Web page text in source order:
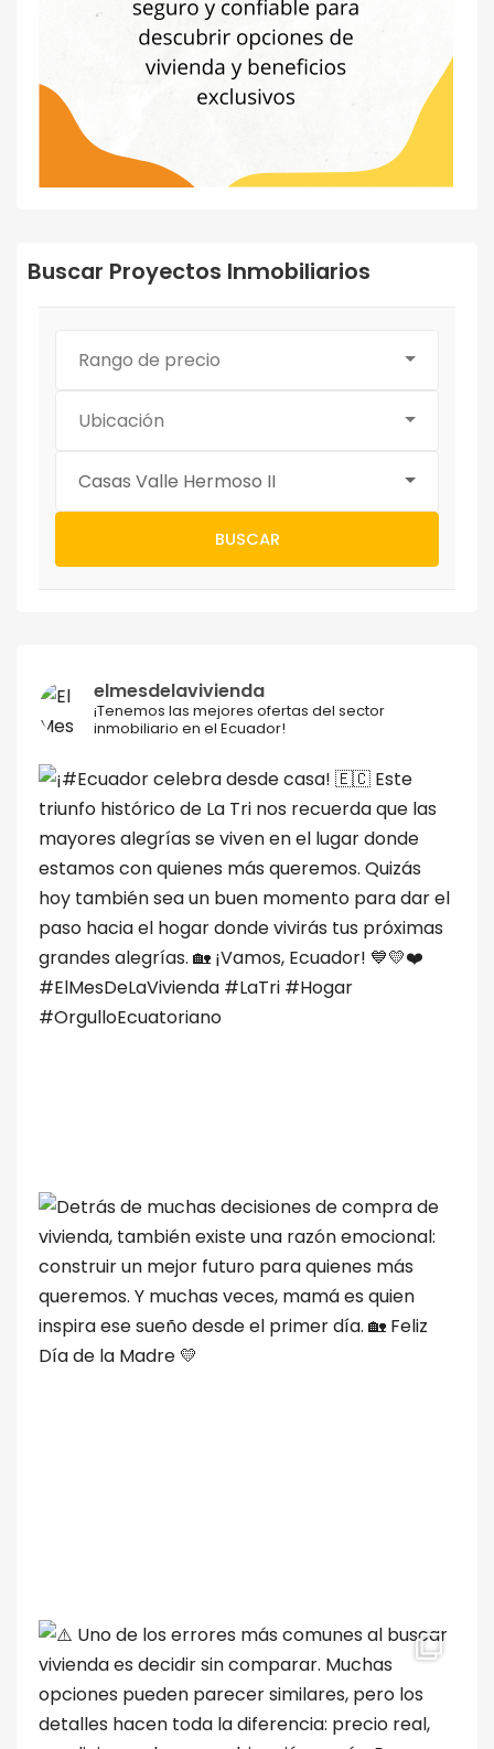
Buscar Proyectos Inmobiliarios
Rango de precio
Ubicación
Casas Valle Hermoso II
BUSCAR
elmesdelavivienda
¡Tenemos las mejores ofertas del sector
inmobiliario en el Ecuador!